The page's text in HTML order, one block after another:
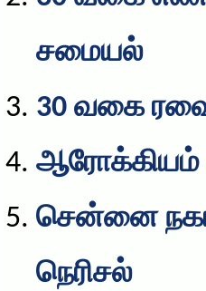
சமையல்
30 வகை
சென்னை
நெரிசல்